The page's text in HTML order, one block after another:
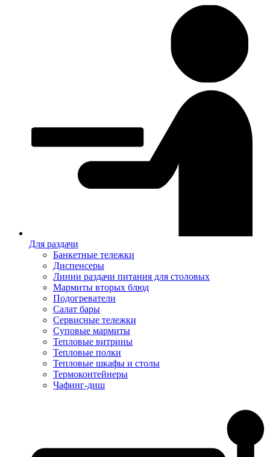
Для раздачи
Банкетные тележки
Диспенсеры
Линии раздачи питания для столовых
Мармиты вторых блюд
Подогреватели
Салат бары
Сервисные тележки
Суповые мармиты
Тепловые витрины
Тепловые полки
Тепловые шкафы и столы
Термоконтейнеры
Чафинг-диш